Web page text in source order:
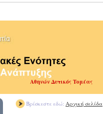
Αθηνών Δυτικός Τομέας
Βρίσκεστε εδώ: Αρχική σελίδα